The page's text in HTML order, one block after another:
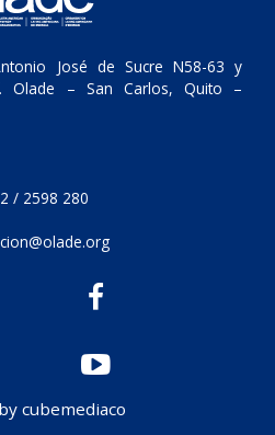
José de Sucre N58-63 y
Olade – San Carlos, Quito –
/ 2598 280
cubemediaco